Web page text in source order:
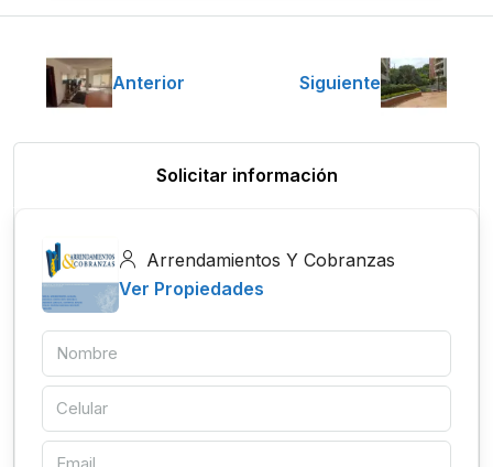
Anterior Siguiente
Solicitar información
Arrendamientos Y Cobranzas
Ver Propiedades